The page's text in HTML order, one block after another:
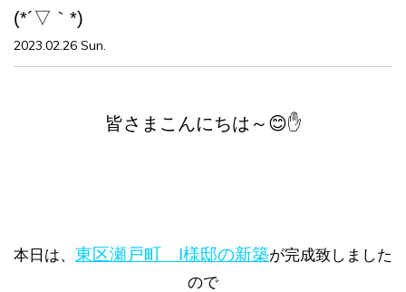
(*´▽｀*)
2023.02.26 Sun.
皆さまこんにちは～😊✋
本日は、 東区瀬戸町 I様邸の新築が完成致しました
ので